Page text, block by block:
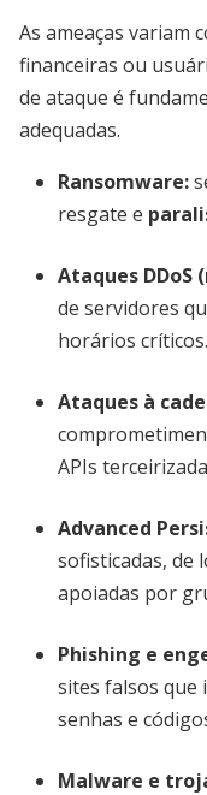
As ameaças variam
financeiras ou
de ataque é
adequadas.
Ransomware:
resgate e
Ataques DDoS
de servidores
horários críticos.
Ataques à
APIs
Advanced
sofisticadas, de
apoiadas por
Phishing e
sites falsos que
senhas e
Malware e